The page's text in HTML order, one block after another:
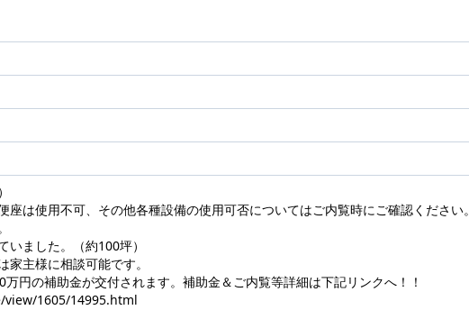
は使用不可、その他各種設備の使用可否についてはご内覧時にご確認ください。
ました。（約100坪）
主様に相談可能です。
円の補助金が交付されます。補助金＆ご内覧等詳細は下記リンクへ！！
1605/14995.html